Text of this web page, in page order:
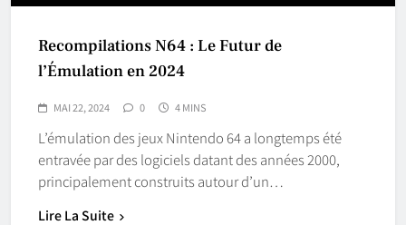
Recompilations N64 : Le Futur de
l’Émulation en 2024
MAI 22, 2024 0 4 MINS
L’émulation des jeux Nintendo 64 a longtemps été
entravée par des logiciels datant des années 2000,
principalement construits autour d’un…
Lire La Suite